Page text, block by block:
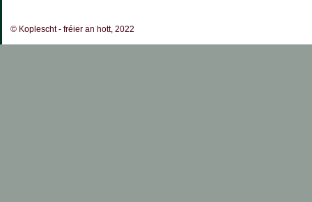
© Koplescht - fréier an hott, 2022